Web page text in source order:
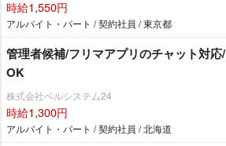
時給1,550円
アルバイト・パート / 契約社員 / 東京都
管理者候補/フリマアプリのチャット対
OK
株式会社ベルシステム24
時給1,300円
アルバイト・パート / 契約社員 / 北海道